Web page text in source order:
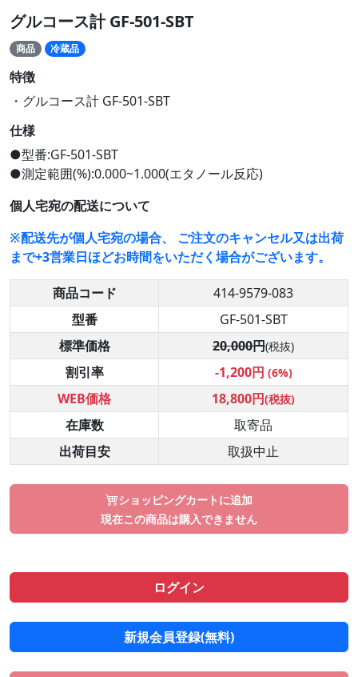
グルコース計 GF-501-SBT
商品 冷蔵品
特徴
・グルコース計 GF-501-SBT
仕様
●型番:GF-501-SBT
●測定範囲(%):0.000~1.000(エタノール反応)
個人宅宛の配送について
※配送先が個人宅宛の場合、 ご注文のキャンセル又は出荷
まで+3営業日ほどお時間をいただく場合がございます。
商品コード
414-9579-083
型番
GF-501-SBT
標準価格
20,000円(税抜)
割引率 -1,200円 (6%)
WEB価格 18,800円(税抜)
在庫数
取寄品
出荷目安
取扱中止
ショッピングカートに追加
現在この商品は購入できません
ログイン
新規会員登録(無料)